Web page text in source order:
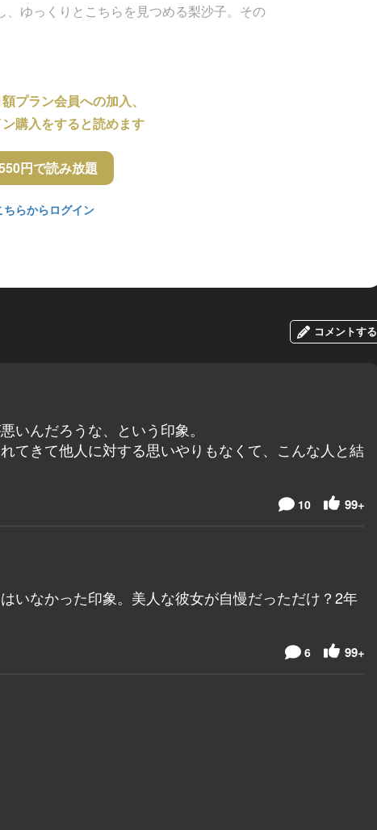
ゆっくりとこちらを見つめる梨沙子。その
プラン会員への加入、
購入をすると読めます
円で読み放題
ちらからログイン
コメントする
いんだろうな、という印象。
てきて他人に対する思いやりもなくて、こんな人と結
99+
10
いなかった印象。美人な彼女が自慢だっただけ？2年
99+
6